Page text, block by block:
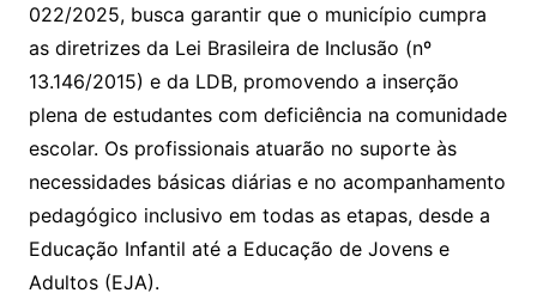
022/2025, busca garantir que o município cumpra
as diretrizes da Lei Brasileira de Inclusão (nº
13.146/2015) e da LDB, promovendo a inserção
plena de estudantes com deficiência na comunidade
escolar. Os profissionais atuarão no suporte às
necessidades básicas diárias e no acompanhamento
pedagógico inclusivo em todas as etapas, desde a
Educação Infantil até a Educação de Jovens e
Adultos (EJA).